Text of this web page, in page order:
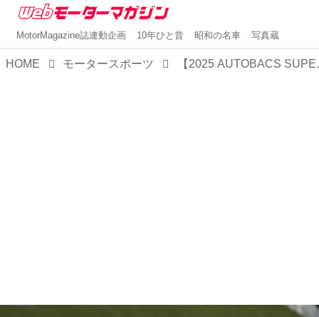
MotorMagazine誌連動企画 10年ひと昔 昭和の名車 写真蔵
HOME モータースポーツ 【2025